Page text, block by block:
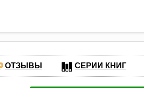
ОТЗЫВЫ СЕРИИ КНИГ